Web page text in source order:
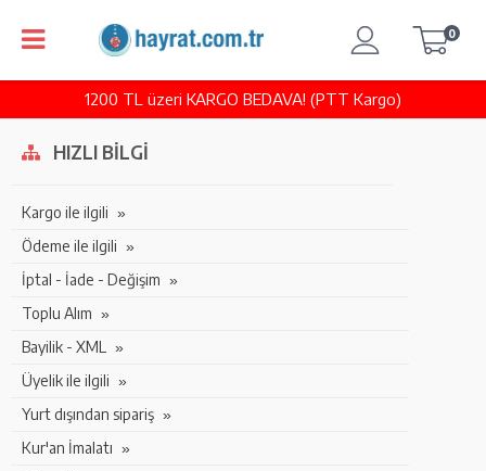
1200 TL üzeri KARGO BEDAVA! (PTT Kargo)
0
HIZLI BILGI
Kargo ile ilgili
Ödeme ile ilgili
İptal - İade - Değişim
Toplu Alım
Bayilik - XML
Üyelik ile ilgili
Yurt dışından sipariş
Kur'an İmalatı